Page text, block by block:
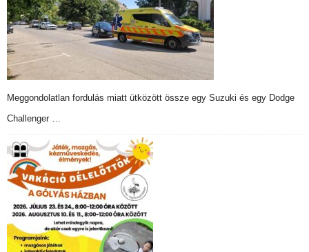
Meggondolatlan fordulás miatt ütközött össze egy Suzuki és egy Dodge
Challenger …